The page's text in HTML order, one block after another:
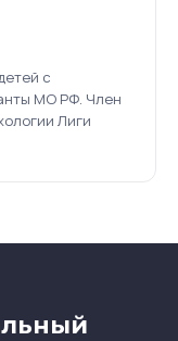
с
МО РФ. Член
Лиги